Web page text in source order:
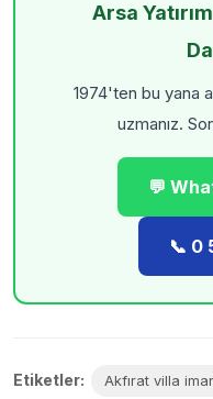
Arsa
1974'ten bu yana
uzmanız.
💬
📞 0
Etiketler: Akfırat villa